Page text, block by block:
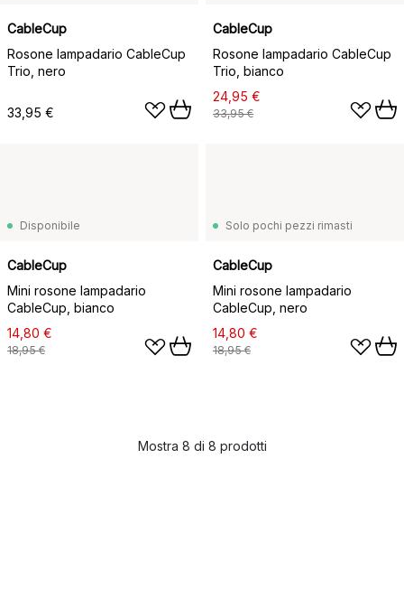
CableCup
Rosone lampadario CableCup
Trio, nero
33,95 €
CableCup
Rosone lampadario CableCup
Trio, bianco
24,95 €
33,95 €
Disponibile
CableCup
Mini rosone lampadario
CableCup, bianco
14,80 €
18,95 €
Solo pochi pezzi rimasti
CableCup
Mini rosone lampadario
CableCup, nero
14,80 €
18,95 €
Mostra 8 di 8 prodotti